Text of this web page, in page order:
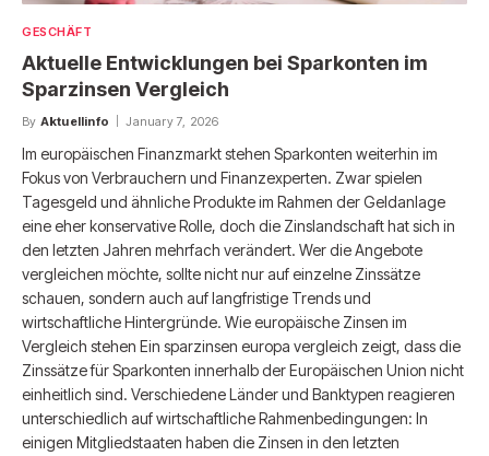
GESCHÄFT
Aktuelle Entwicklungen bei Sparkonten im
Sparzinsen Vergleich
By Aktuellinfo January 7, 2026
Im europäischen Finanzmarkt stehen Sparkonten weiterhin im
Fokus von Verbrauchern und Finanzexperten. Zwar spielen
Tagesgeld und ähnliche Produkte im Rahmen der Geldanlage
eine eher konservative Rolle, doch die Zinslandschaft hat sich in
den letzten Jahren mehrfach verändert. Wer die Angebote
vergleichen möchte, sollte nicht nur auf einzelne Zinssätze
schauen, sondern auch auf langfristige Trends und
wirtschaftliche Hintergründe. Wie europäische Zinsen im
Vergleich stehen Ein sparzinsen europa vergleich zeigt, dass die
Zinssätze für Sparkonten innerhalb der Europäischen Union nicht
einheitlich sind. Verschiedene Länder und Banktypen reagieren
unterschiedlich auf wirtschaftliche Rahmenbedingungen: In
einigen Mitgliedstaaten haben die Zinsen in den letzten